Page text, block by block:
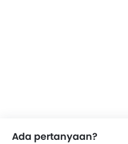
Ada pertanyaan?